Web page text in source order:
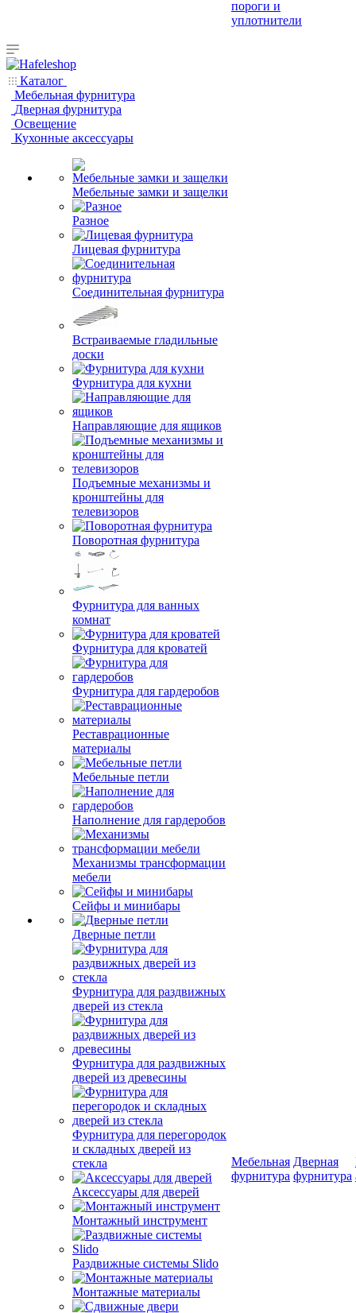
пороги и
уплотнители
Каталог
Мебельная фурнитура
Дверная фурнитура
Освещение
Кухонные аксессуары
Мебельные замки и защелки
Разное
Лицевая фурнитура
Соединительная фурнитура
Встраиваемые гладильные
доски
Фурнитура для кухни
Направляющие для ящиков
Подъемные механизмы и
кронштейны для
телевизоров
Поворотная фурнитура
Фурнитура для ванных
комнат
Фурнитура для кроватей
Фурнитура для гардеробов
Реставрационные
материалы
Мебельные петли
Наполнение для гардеробов
Механизмы трансформации
мебели
Сейфы и минибары
Дверные петли
Фурнитура для раздвижных
дверей из стекла
Фурнитура для раздвижных
дверей из древесины
Фурнитура для перегородок
и складных дверей из
стекла
Аксессуары для дверей
Монтажный инструмент
Раздвижные системы Slido
Монтажные материалы
Мебельная
фурнитура
Дверная
фурнитура